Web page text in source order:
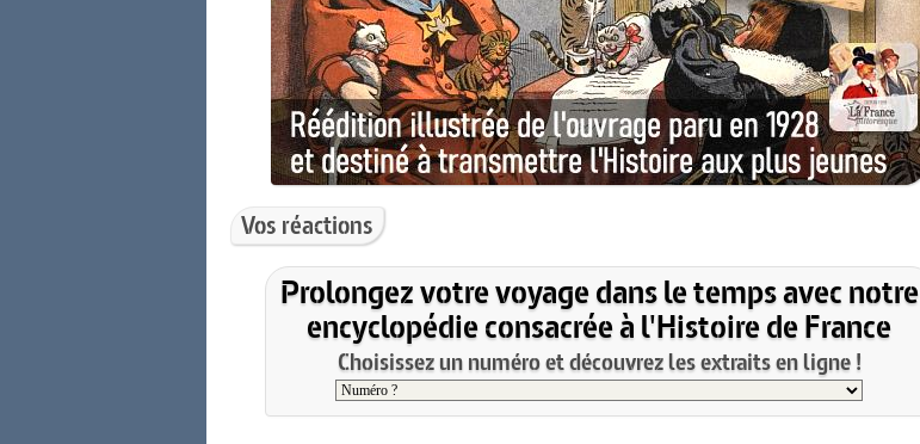
Vos réactions
Prolongez votre voyage dans le temps avec notre
encyclopédie consacrée à l'Histoire de France
Choisissez un numéro et découvrez les extraits en ligne !